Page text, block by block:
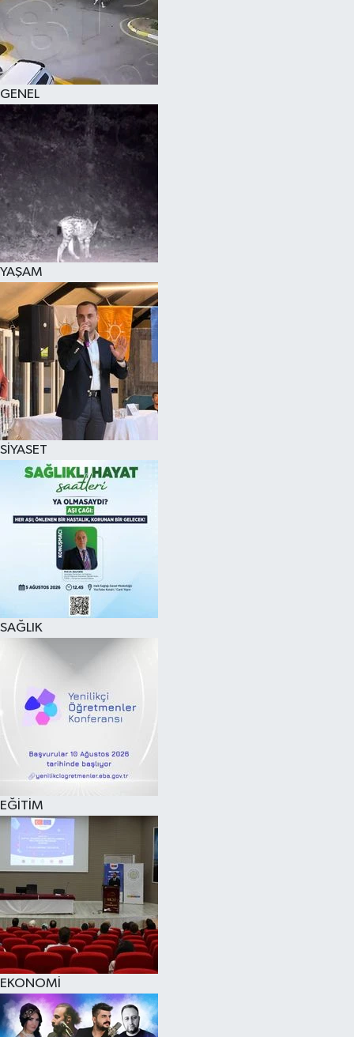
GENEL
YAŞAM
SİYASET
SAĞLIK
EĞİTİM
EKONOMİ
KÜLTÜR SANAT
MAGAZİN
SAĞLIK
SİYASET
SPOR
TEKNOLOJİ
YAŞAM